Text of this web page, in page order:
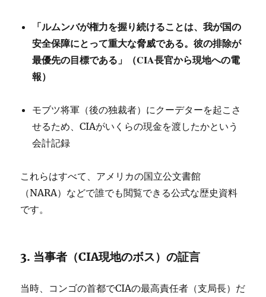
「ルムンバが権力を握り続けることは、我が国の
安全保障にとって重大な脅威である。彼の排除が
最優先の目標である」（CIA長官から現地への電
報）
モブツ将軍（後の独裁者）にクーデターを起こさ
せるため、CIAがいくらの現金を渡したかという
会計記録
これらはすべて、アメリカの国立公文書館
（NARA）などで誰でも閲覧できる公式な歴史資料
です。
3. 当事者（CIA現地のボス）の証言
当時、コンゴの首都でCIAの最高責任者（支局長）だ